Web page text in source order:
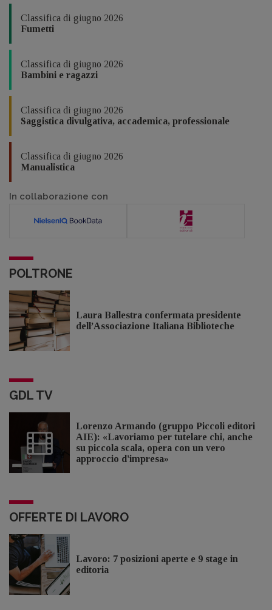
Classifica di giugno 2026
Fumetti
Classifica di giugno 2026
Bambini e ragazzi
Classifica di giugno 2026
Saggistica divulgativa, accademica, professionale
Classifica di giugno 2026
Manualistica
In collaborazione con
POLTRONE
Laura Ballestra confermata presidente
dell’Associazione Italiana Biblioteche
GDL TV
Lorenzo Armando (gruppo Piccoli editori
AIE): «Lavoriamo per tutelare chi, anche
su piccola scala, opera con un vero
approccio d'impresa»
OFFERTE DI LAVORO
Lavoro: 7 posizioni aperte e 9 stage in
editoria